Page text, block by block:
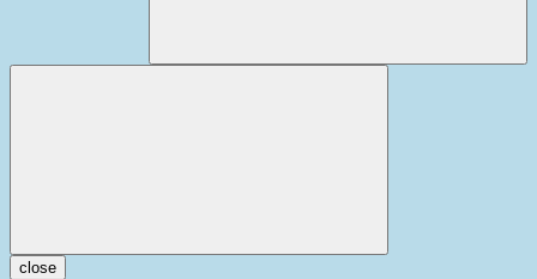
close